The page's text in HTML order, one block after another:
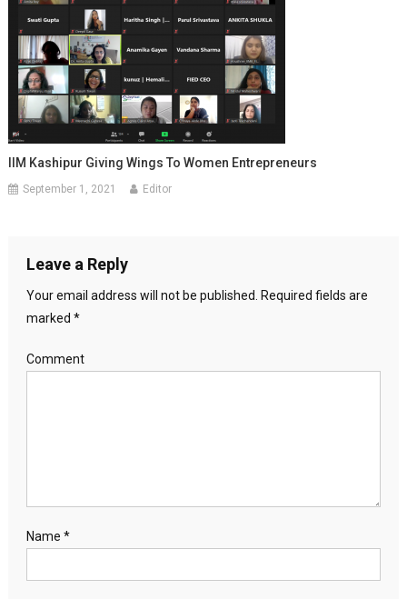
IIM Kashipur Giving Wings To Women Entrepreneurs
September 1, 2021 Editor
Leave a Reply
Your email address will not be published. Required fields are
marked *
Comment
Name *